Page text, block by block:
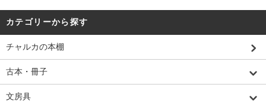
カテゴリーから探す
チャルカの本棚
古本・冊子
文房具